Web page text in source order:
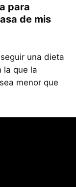
para
de mis
una dieta
la que la
menor que